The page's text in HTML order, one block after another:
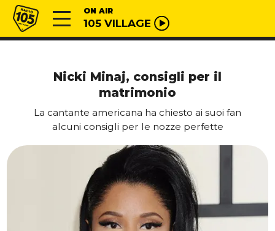
Vai al contenuto
Radio 105 ON AIR
105 VILLAGE
Nicki Minaj, consigli per il
matrimonio
La cantante americana ha chiesto ai suoi fan
alcuni consigli per le nozze perfette